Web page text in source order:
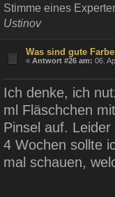
Stimme eines
Ustinov
Was sind gute
«Antwort #26 am: 06.
Ich denke, ich
ml Fläschchen
Pinsel auf.
4 Wochen sollte
mal schauen,